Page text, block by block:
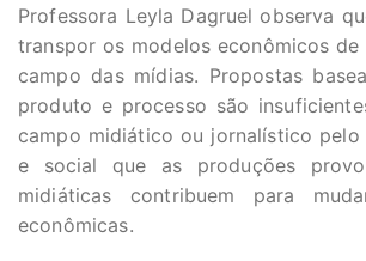
Professora Leyla Dagruel observa
transpor os modelos econômicos
campo das mídias. Propostas
produto e processo são
campo midiático ou jornalístico
e social que as produções
midiáticas contribuem para
econômicas.